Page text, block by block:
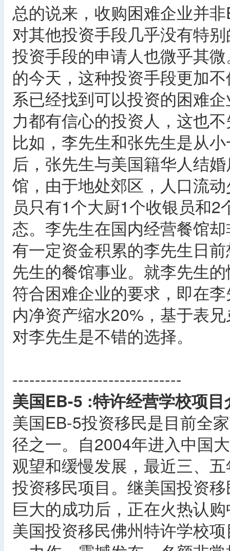
总的说来，收购困难企业并
对其他投资手段几乎没有特
投资手段的申请人也微乎其
的今天，这种投资手段更加
系已经找到可以投资的困难
力都有信心的投资人，这也
比如，李先生和张先生是从
后，张先生与美国籍华人结
馆，由于地处郊区，人口流
员只有1个大厨1个收银员和
态。李先生在国内经营餐馆
有一定资金积累的李先生日
先生的餐馆事业。就李先生
符合困难企业的要求，即在
内净资产缩水20%，基于表
对李先生是不错的选择。
------------------------------
美国EB-5 :特许经营学校项目
美国EB-5投资移民是目前全
径之一。自2004年进入中国
观望和缓慢发展，最近三、
投资移民项目。继美国投资
巨大的成功后，正在火热认
美国投资移民佛州特许学校